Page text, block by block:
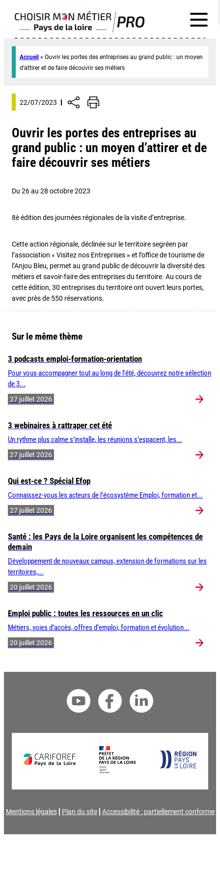
Accueil » Ouvrir les portes des entreprises au grand public : un moyen
d’attirer et de faire découvrir ses métiers
22/07/2023
Ouvrir les portes des entreprises au
grand public : un moyen d’attirer et de
faire découvrir ses métiers
Du 26 au 28 octobre 2023
8è édition des journées régionales de la visite d’entreprise.
Cette action régionale, déclinée sur le territoire segréen par
l’association « Visitez nos Entreprises » et l’office de tourisme de
l’Anjou Bleu, permet au grand public de découvrir la diversité des
métiers et savoir-faire des entreprises du territoire. Au cours de
cette édition, 30 entreprises du territoire ont ouvert leurs portes,
avec près de 550 réservations.
Sur le même thème
3 podcasts emploi-formation-orientation
Pour vous accompagner tout au long de l’été, découvrez notre sélection
de 3...
27 juillet 2026
3 webinaires à rattraper cet été
Un rythme plus calme s’installe, les réunions s’espacent, les...
27 juillet 2026
Qui est-ce ? Spécial Efop
Connaissez-vous les acteurs de l’écosystème Emploi, formation et...
27 juillet 2026
Santé : les Pays de la Loire organisent les compétences de
demain
Développement de nouveaux campus, extension de formations sur les
territoires,...
20 juillet 2026
Emploi public : toutes les ressources en un clic
Métiers, voies d’accès, offres d’emploi, formation et évolution...
20 juillet 2026
Mentions légales Plan du site Accessibilité : partiellement conforme